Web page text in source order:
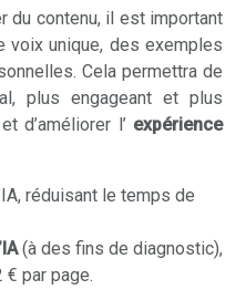
du contenu, il est important
voix unique, des exemples
Cela permettra de
plus engageant et plus
d’améliorer l’ expérience
réduisant le temps de
(à des fins de diagnostic),
€ par page.